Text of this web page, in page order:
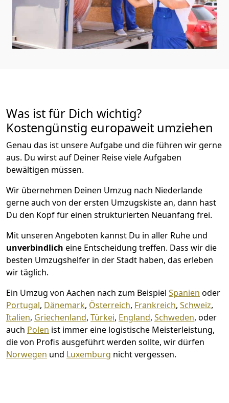
Was ist für Dich wichtig?
Kostengünstig europaweit umziehen
Genau das ist unsere Aufgabe und die führen wir gerne
aus. Du wirst auf Deiner Reise viele Aufgaben
bewältigen müssen.
Wir übernehmen Deinen Umzug nach Niederlande
gerne auch von der ersten Umzugskiste an, dann hast
Du den Kopf für einen strukturierten Neuanfang frei.
Mit unseren Angeboten kannst Du in aller Ruhe und
unverbindlich eine Entscheidung treffen. Dass wir die
besten Umzugshelfer in der Stadt haben, das erleben
wir täglich.
Ein Umzug von Aachen nach zum Beispiel Spanien oder
Portugal, Dänemark, Österreich, Frankreich, Schweiz,
Italien, Griechenland, Türkei, England, Schweden, oder
auch Polen ist immer eine logistische Meisterleistung,
die von Profis ausgeführt werden sollte, wir dürfen
Norwegen und Luxemburg nicht vergessen.